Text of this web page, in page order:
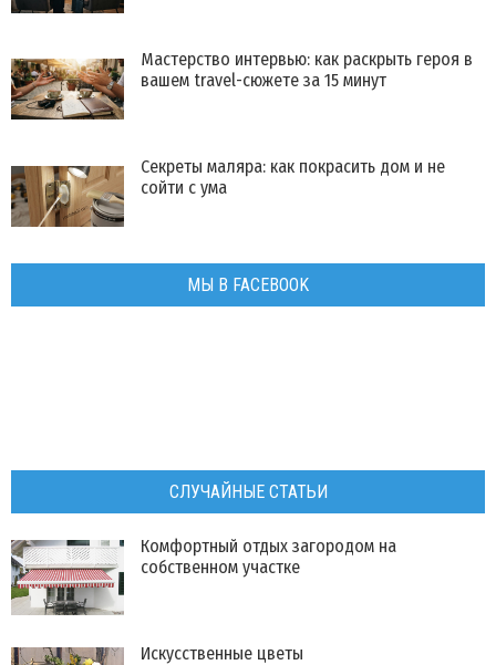
Мастерство интервью: как раскрыть героя в
вашем travel-сюжете за 15 минут
Секреты маляра: как покрасить дом и не
сойти с ума
МЫ В FACEBOOK
СЛУЧАЙНЫЕ СТАТЬИ
Комфортный отдых загородом на
собственном участке
Искусственные цветы